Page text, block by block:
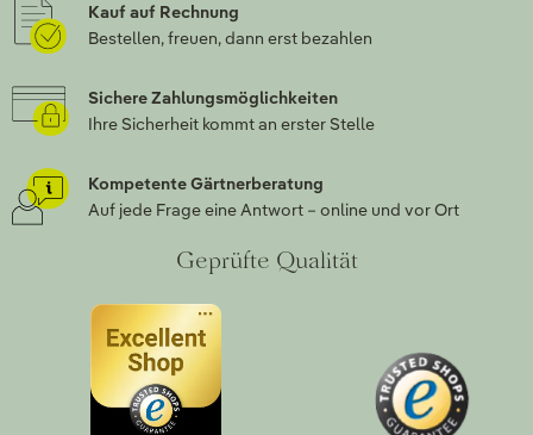
Kauf auf Rechnung
Bestellen, freuen, dann erst bezahlen
Sichere Zahlungsmöglichkeiten
Ihre Sicherheit kommt an erster Stelle
Kompetente Gärtnerberatung
Auf jede Frage eine Antwort – online und vor Ort
Geprüfte Qualität